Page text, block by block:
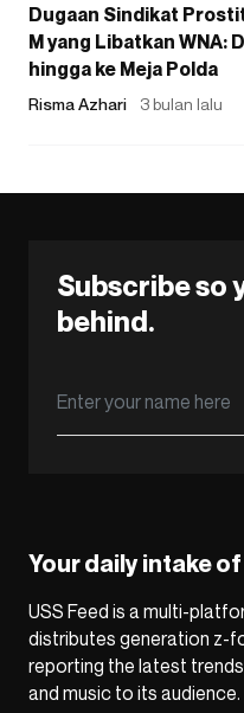
Dugaan Sindikat
M yang Libatkan WNA:
hingga ke Meja Polda
Risma Azhari 3 bulan lalu
Subscribe so
behind.
Your daily intake
USS Feed is a multi-
distributes generation z-
reporting the latest
and music to its audience.